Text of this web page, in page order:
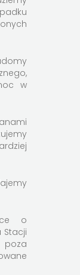
w
o
Stacji